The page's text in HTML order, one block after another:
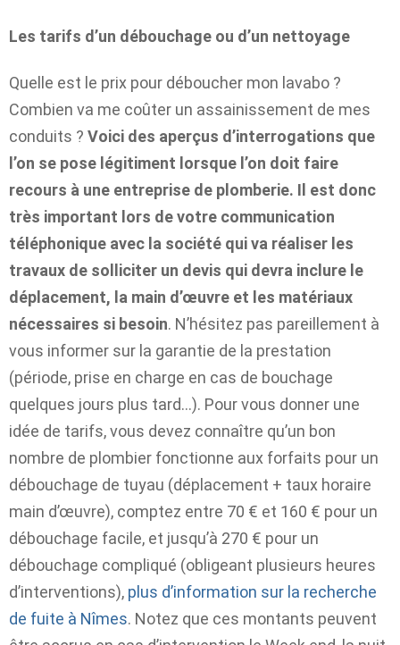
Les tarifs d’un débouchage ou d’un nettoyage
Quelle est le prix pour déboucher mon lavabo ?
Combien va me coûter un assainissement de mes
conduits ? Voici des aperçus d’interrogations que
l’on se pose légitiment lorsque l’on doit faire
recours à une entreprise de plomberie. Il est donc
très important lors de votre communication
téléphonique avec la société qui va réaliser les
travaux de solliciter un devis qui devra inclure le
déplacement, la main d’œuvre et les matériaux
nécessaires si besoin. N’hésitez pas pareillement à
vous informer sur la garantie de la prestation
(période, prise en charge en cas de bouchage
quelques jours plus tard…). Pour vous donner une
idée de tarifs, vous devez connaître qu’un bon
nombre de plombier fonctionne aux forfaits pour un
débouchage de tuyau (déplacement + taux horaire
main d’œuvre), comptez entre 70 € et 160 € pour un
débouchage facile, et jusqu’à 270 € pour un
débouchage compliqué (obligeant plusieurs heures
d’interventions), plus d’information sur la recherche
de fuite à Nîmes. Notez que ces montants peuvent